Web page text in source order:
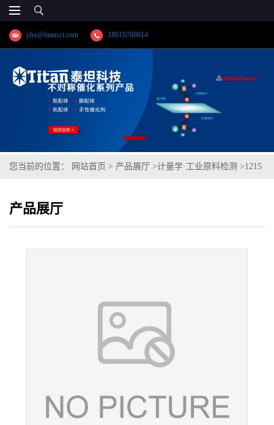
yhx@titansci.com 18616708014
您当前的位置： 网站首页 > 产品展厅 >计量学·工业原料检测 >1215
产品展厅